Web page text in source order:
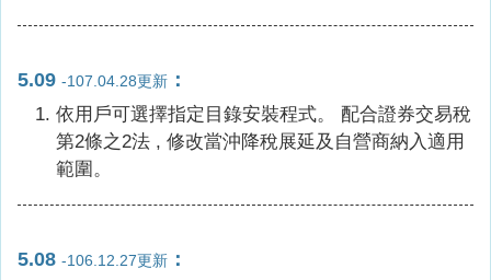
5.09 -107.04.28更新 ：
依用戶可選擇指定目錄安裝程式。 配合證券交易稅
第2條之2法 , 修改當沖降稅展延及自營商納入適用
範圍。
5.08 -106.12.27更新 ：